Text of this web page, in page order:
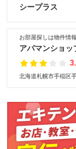
シープラス
お部屋探しは物件情
アパマンショッ
北海道札幌市手稲区